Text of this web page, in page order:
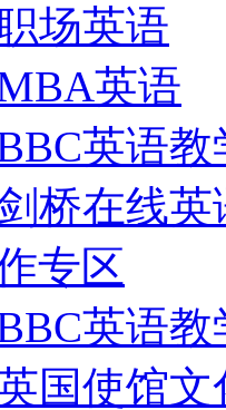
场英语
英语
英语教
桥在线英
专区
英语教
国使馆文